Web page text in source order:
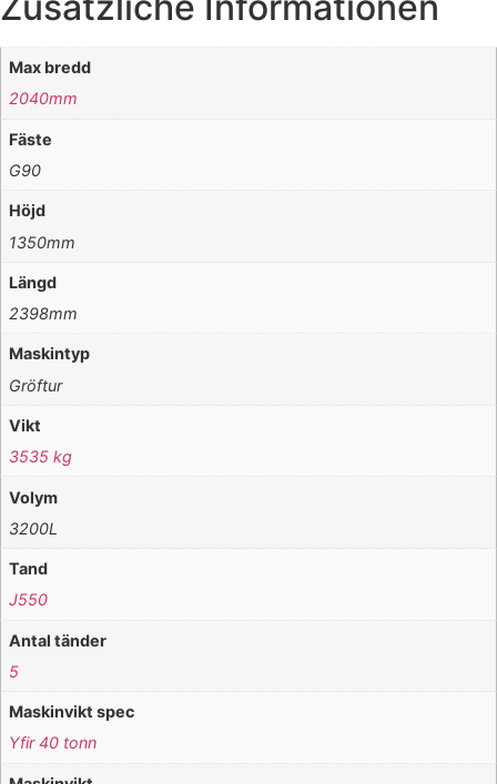
Max bredd
2040mm
Fäste
G90
Höjd
1350mm
Längd
2398mm
Maskintyp
Gröftur
Vikt
3535 kg
Volym
3200L
Tand
J550
Antal tänder
5
Maskinvikt spec
Yfir 40 tonn